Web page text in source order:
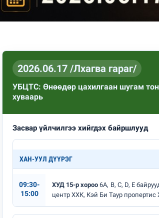
2026.06.17 /Лхагва гараг/
УБЦТС: Өнөөдөр цахилгаан шугам
хуваарь
Засвар үйлчилгээ хийгдэх байршлууд
ХАН-УУЛ ДҮҮРЭГ
09:30-
15:00
ХУД 15-р хороо 6А, В, С, D, E
центр ХХК, Кэй Би Таур